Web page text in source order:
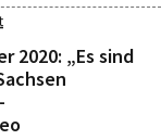
2020: „Es sind